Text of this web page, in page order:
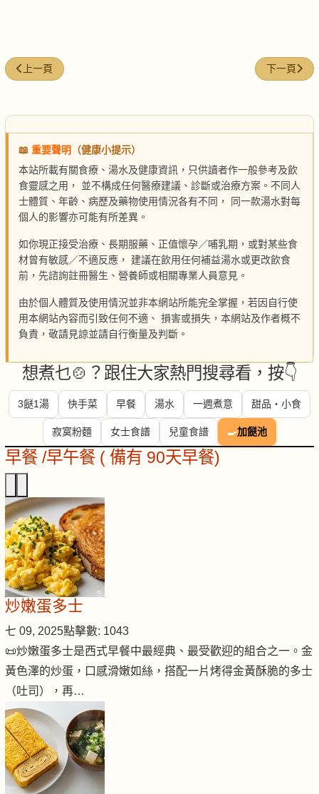
上一篇文章: 棗仁圓肉茶
上一頁 下一篇文章
下一頁
📖 重要聲明
（健康小提示）
本站所載有關食療、湯水及健康資訊，只供讀者作一般參考及飲
食靈感之用， 並不構成任何醫療建議、診斷或治療方案。不同人
士體質、年齡、病歷及藥物使用情況各有不同， 同一款湯水對每
個人的影響亦可能有所差異。
如你現正接受治療、長期服藥、正值懷孕／哺乳期，或對某些食
材曾有敏感／不適反應， 建議在飲用任何補益湯水或更改飲食
前，先諮詢註冊醫生、營養師或相關專業人員意見。
由於個人體質及使用情況並非本網站所能完全掌握，若因自行使
用本網站內容而引致任何不適、 損害或損失，本網站及作者概不
負責，敬請見諒並請自行衡量及判斷。
想煮乜🍲？跟住大家熱門搜尋看，按👇
3餸1湯 快手菜 早餐 湯水 一週煮意 甜品・小食
寂寞粉麵 女士食譜 兒童食譜 🍳加餸池
早餐 /早午餐 ( 備有 90天早餐)
炒嫩蛋多士
七 09, 2025點擊數: 1043
📜炒嫩蛋多士是西式早餐中最經典、最受歡迎的組合之一。金
黃色澤的炒蛋，口感滑嫩如絲，搭配一片烤得金黃酥脆的多士
（吐司），再…